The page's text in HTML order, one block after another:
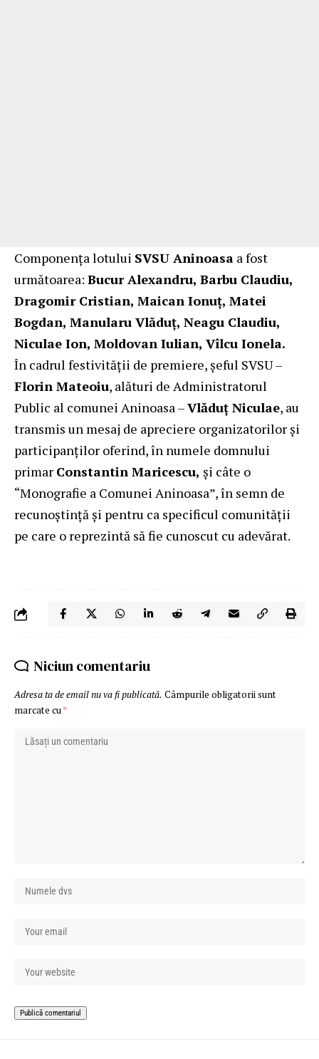
Componenţa lotului SVSU Aninoasa a fost
următoarea: Bucur Alexandru, Barbu Claudiu,
Dragomir Cristian, Maican Ionuț, Matei
Bogdan, Manularu Vlăduț, Neagu Claudiu,
Niculae Ion, Moldovan Iulian, Vîlcu Ionela.
În cadrul festivității de premiere, șeful SVSU –
Florin Mateoiu, alături de Administratorul
Public al comunei Aninoasa –Vlăduț Niculae, au
transmis un mesaj de apreciere organizatorilor și
participanților oferind, în numele domnului
primar Constantin Maricescu, și câte o
“Monografie a Comunei Aninoasa”, în semn de
recunoștință și pentru ca specificul comunității
pe care o reprezintă să fie cunoscut cu adevărat.
Niciun comentariu
Adresa ta de email nu va fi publicată. Câmpurile obligatorii sunt
marcate cu *